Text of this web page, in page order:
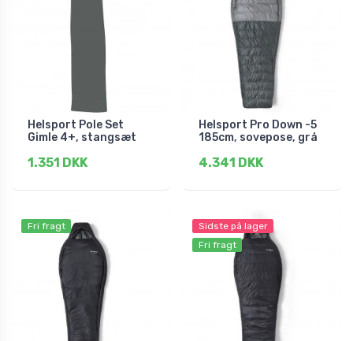
Helsport Pole Set
Gimle 4+, stangsæt
1.351 DKK
Helsport Pro Down -5
185cm, sovepose, grå
4.341 DKK
Fri fragt
Sidste på lager
Fri fragt